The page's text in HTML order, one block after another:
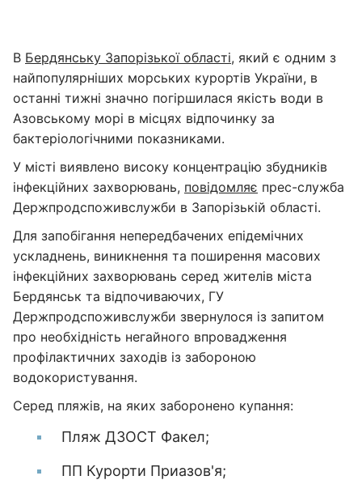
В Бердянську Запорізької області, який є одним з
найпопулярніших морських курортів України, в
останні тижні значно погіршилася якість води в
Азовському морі в місцях відпочинку за
бактеріологічними показниками.
У місті виявлено високу концентрацію збудників
інфекційних захворювань, повідомляє прес-служба
Держпродспоживслужби в Запорізькій області.
Для запобігання непередбачених епідемічних
ускладнень, виникнення та поширення масових
інфекційних захворювань серед жителів міста
Бердянськ та відпочиваючих, ГУ
Держпродспоживслужби звернулося із запитом
про необхідність негайного впровадження
профілактичних заходів із забороною
водокористування.
Серед пляжів, на яких заборонено купання:
Пляж ДЗОСТ Факел;
ПП Курорти Приазов'я;